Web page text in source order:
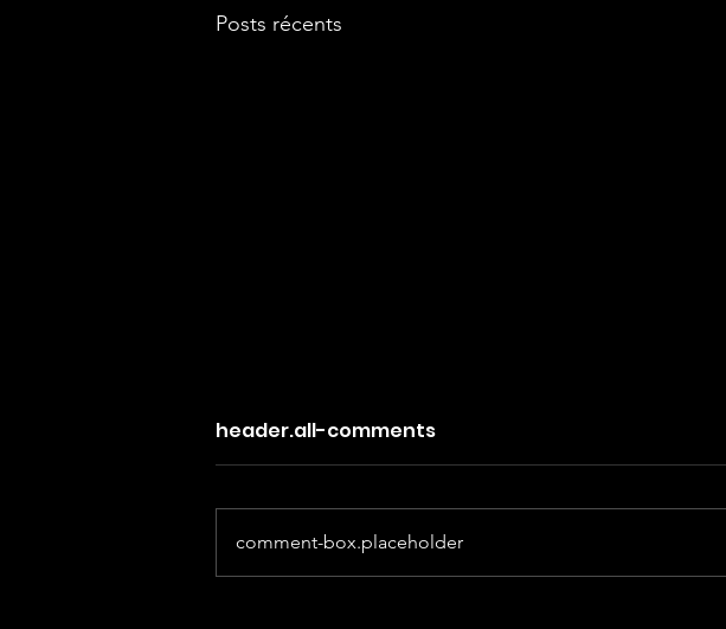
Posts récents
Ballade en ville
header.all-comments
comment-box.placeholder